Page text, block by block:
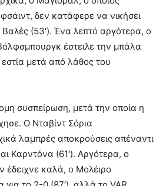
δεν κατάφερε να νικήσει
(53′). Ένα λεπτό αργότερα, ο
έστειλε την μπάλα
μετά από λάθος του
συσπείρωση, μετά την οποία η
Ο Νταβίντ Σόρια
λαμπρές αποκρούσεις απέναντι
Καρντόνα (61′). Αργότερα, ο
έδειχνε καλά, ο Μολέιρο